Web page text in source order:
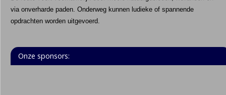
via onverharde paden. Onderweg kunnen ludieke of spannende
opdrachten worden uitgevoerd.
Onze sponsors: